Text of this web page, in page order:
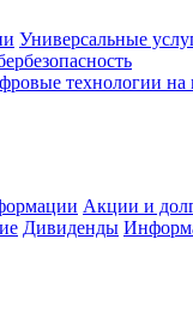
Универсальные
технологии на
Акции и
Дивиденды